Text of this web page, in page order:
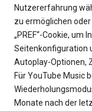
Nutzererfahrung
zu ermöglichen
„PREF“-Cookie, um
Seitenkonfiguration
Autoplay-Optionen,
Für YouTube Music
Monate nach der